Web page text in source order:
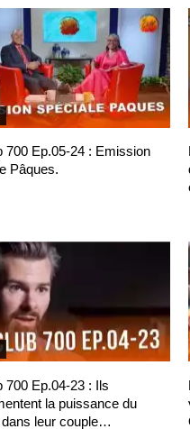
700 Ep.05-24 : Emission
Pâques.
700 Ep.04-23 : Ils
la puissance du
dans leur couple…